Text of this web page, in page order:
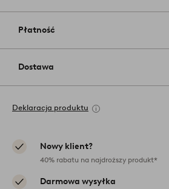
Płatność
Dostawa
Deklaracja produktu
Nowy klient?
40% rabatu na najdroższy produkt*
Darmowa wysyłka